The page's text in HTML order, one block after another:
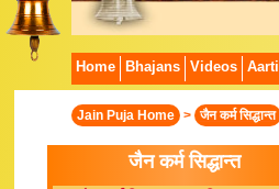
Home Bhajans Videos Aarti
Jain Puja Home > जैन कर्म सिद्धान्त
जैन कर्म सिद्धान्त